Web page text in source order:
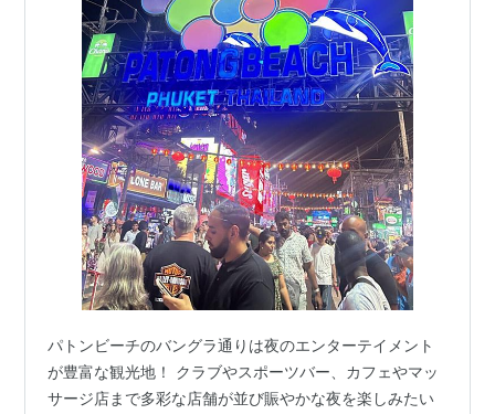
パトンビーチのバングラ通りは夜のエンターテイメント
が豊富な観光地！ クラブやスポーツバー、カフェやマッ
サージ店まで多彩な店舗が並び賑やかな夜を楽しみたい